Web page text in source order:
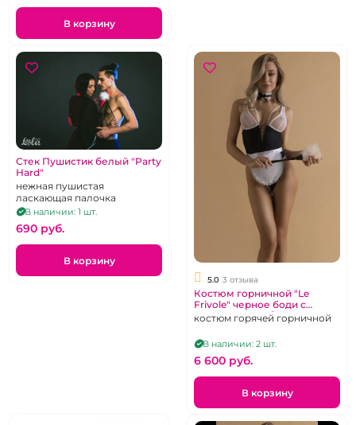
В корзину
Стек Пушистик белый "Party
Hard"
нежная пушистая
ласкающая палочка
В наличии: 1 шт.
690 pуб.
В корзину
5.0 3 отзыва
Костюм горничной "Le
Frivole" черное боди с
передником (L/XL)
костюм горячей горничной
В наличии: 2 шт.
6 600 pуб.
В корзину